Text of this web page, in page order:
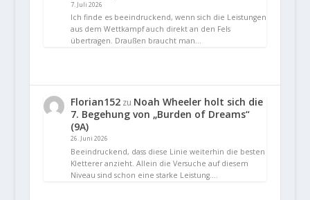
7. Juli 2026
Ich finde es beeindruckend, wenn sich die Leistungen
aus dem Wettkampf auch direkt an den Fels
übertragen. Draußen braucht man…
Florian152zu Noah Wheeler holt sich die
7. Begehung von „Burden of Dreams“
(9A)
26. Juni 2026
Beeindruckend, dass diese Linie weiterhin die besten
Kletterer anzieht. Allein die Versuche auf diesem
Niveau sind schon eine starke Leistung.…